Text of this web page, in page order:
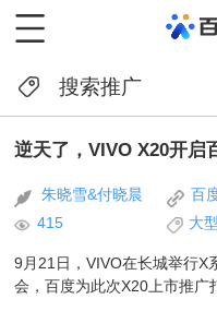
搜索推广
逆天了，VIVO X20开启
朱晓雪&付晓晨
百
415
大
9月21日，VIVO在长城举行X
会，百度为此次X20上市推广